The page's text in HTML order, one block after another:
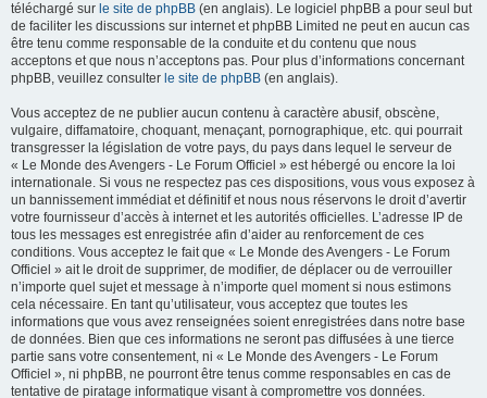
téléchargé sur le site de phpBB (en anglais). Le logiciel phpBB a pour seul but
de faciliter les discussions sur internet et phpBB Limited ne peut en aucun cas
être tenu comme responsable de la conduite et du contenu que nous
acceptons et que nous n’acceptons pas. Pour plus d’informations concernant
phpBB, veuillez consulter le site de phpBB (en anglais).
Vous acceptez de ne publier aucun contenu à caractère abusif, obscène,
vulgaire, diffamatoire, choquant, menaçant, pornographique, etc. qui pourrait
transgresser la législation de votre pays, du pays dans lequel le serveur de
« Le Monde des Avengers - Le Forum Officiel » est hébergé ou encore la loi
internationale. Si vous ne respectez pas ces dispositions, vous vous exposez à
un bannissement immédiat et définitif et nous nous réservons le droit d’avertir
votre fournisseur d’accès à internet et les autorités officielles. L’adresse IP de
tous les messages est enregistrée afin d’aider au renforcement de ces
conditions. Vous acceptez le fait que « Le Monde des Avengers - Le Forum
Officiel » ait le droit de supprimer, de modifier, de déplacer ou de verrouiller
n’importe quel sujet et message à n’importe quel moment si nous estimons
cela nécessaire. En tant qu’utilisateur, vous acceptez que toutes les
informations que vous avez renseignées soient enregistrées dans notre base
de données. Bien que ces informations ne seront pas diffusées à une tierce
partie sans votre consentement, ni « Le Monde des Avengers - Le Forum
Officiel », ni phpBB, ne pourront être tenus comme responsables en cas de
tentative de piratage informatique visant à compromettre vos données.